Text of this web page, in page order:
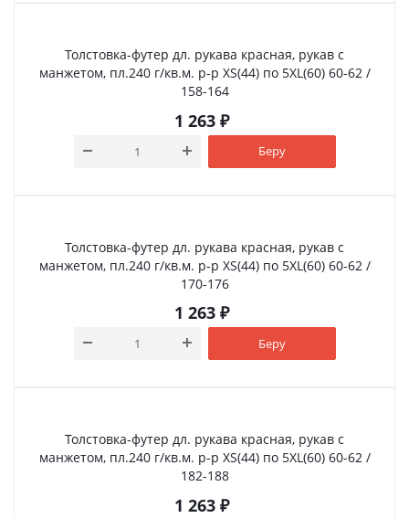
Толстовка-футер дл. рукава красная, рукав с
манжетом, пл.240 г/кв.м. р-р XS(44) по 5XL(60) 60-62 /
158-164
1 263₽
Беру
Толстовка-футер дл. рукава красная, рукав с
манжетом, пл.240 г/кв.м. р-р XS(44) по 5XL(60) 60-62 /
170-176
1 263₽
Беру
Толстовка-футер дл. рукава красная, рукав с
манжетом, пл.240 г/кв.м. р-р XS(44) по 5XL(60) 60-62 /
182-188
1 263₽